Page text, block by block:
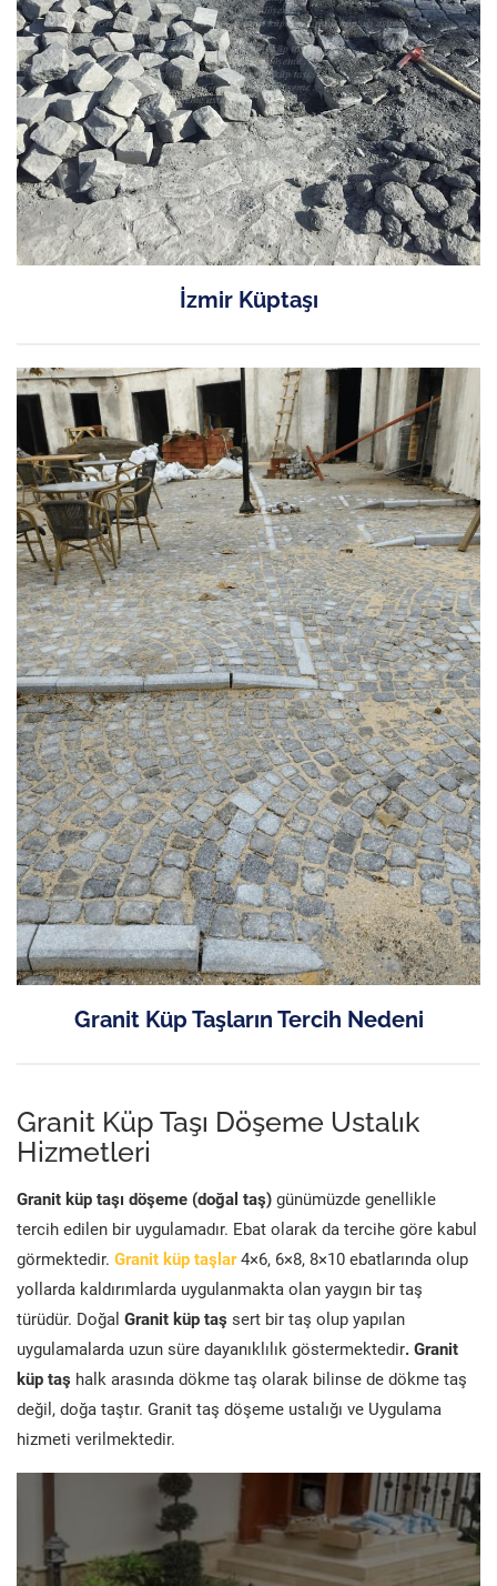
İzmir Küptaşı
Granit Küp Taşların Tercih Nedeni
Granit Küp Taşı Döşeme Ustalık
Hizmetleri
Granit küp taşı döşeme (doğal taş) günümüzde genellikle
tercih edilen bir uygulamadır. Ebat olarak da tercihe göre kabul
görmektedir. Granit küp taşlar 4×6, 6×8, 8×10 ebatlarında olup
yollarda kaldırımlarda uygulanmakta olan yaygın bir taş
türüdür. Doğal Granit küp taş sert bir taş olup yapılan
uygulamalarda uzun süre dayanıklılık göstermektedir. Granit
küp taş halk arasında dökme taş olarak bilinse de dökme taş
değil, doğa taştır. Granit taş döşeme ustalığı ve Uygulama
hizmeti verilmektedir.